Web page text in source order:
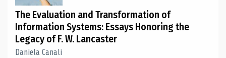
The Evaluation and Transformation of
Information Systems: Essays Honoring the
Legacy of F. W. Lancaster
Daniela Canali